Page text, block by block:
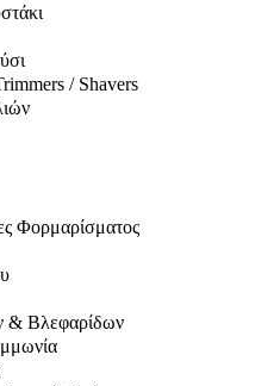
/ Shavers
Φορμαρίσματος
& Βλεφαρίδων